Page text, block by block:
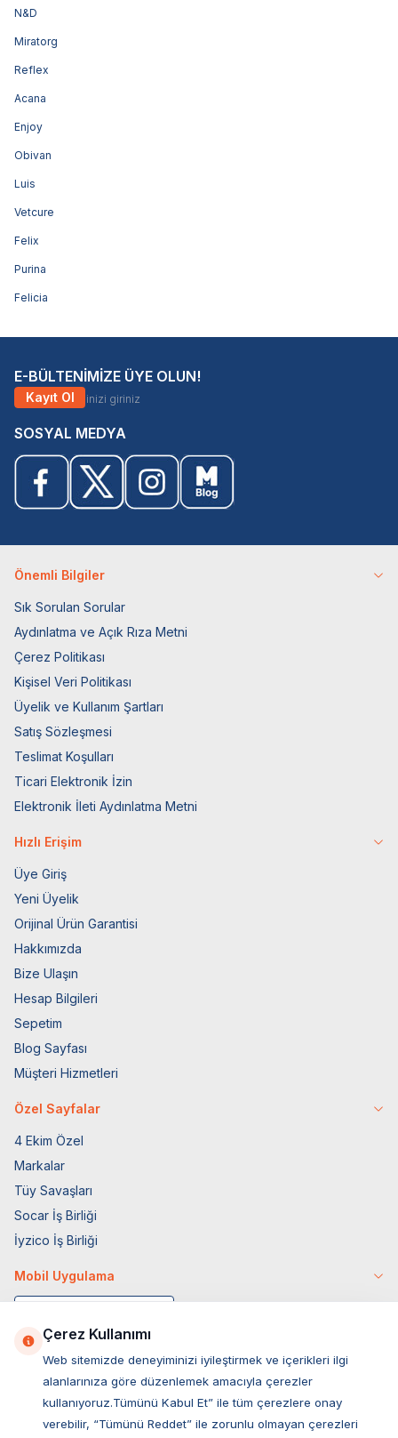
N&D
Miratorg
Reflex
Acana
Enjoy
Obivan
Luis
Vetcure
Felix
Purina
Felicia
E-BÜLTENİMİZE ÜYE OLUN!
Kayıt Ol
SOSYAL MEDYA
Önemli Bilgiler
Sık Sorulan Sorular
Aydınlatma ve Açık Rıza Metni
Çerez Politikası
Kişisel Veri Politikası
Üyelik ve Kullanım Şartları
Satış Sözleşmesi
Teslimat Koşulları
Ticari Elektronik İzin
Elektronik İleti Aydınlatma Metni
Hızlı Erişim
Üye Giriş
Yeni Üyelik
Orijinal Ürün Garantisi
Hakkımızda
Bize Ulaşın
Hesap Bilgileri
Sepetim
Blog Sayfası
Müşteri Hizmetleri
Özel Sayfalar
4 Ekim Özel
Markalar
Tüy Savaşları
Socar İş Birliği
İyzico İş Birliği
Mobil Uygulama
Çerez Kullanımı
Web sitemizde deneyiminizi iyileştirmek ve içerikleri ilgi
alanlarınıza göre düzenlemek amacıyla çerezler
kullanıyoruz.Tümünü Kabul Et” ile tüm çerezlere onay
verebilir, “Tümünü Reddet” ile zorunlu olmayan çerezleri